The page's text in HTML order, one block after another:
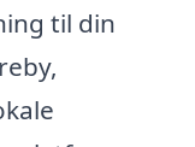
til din